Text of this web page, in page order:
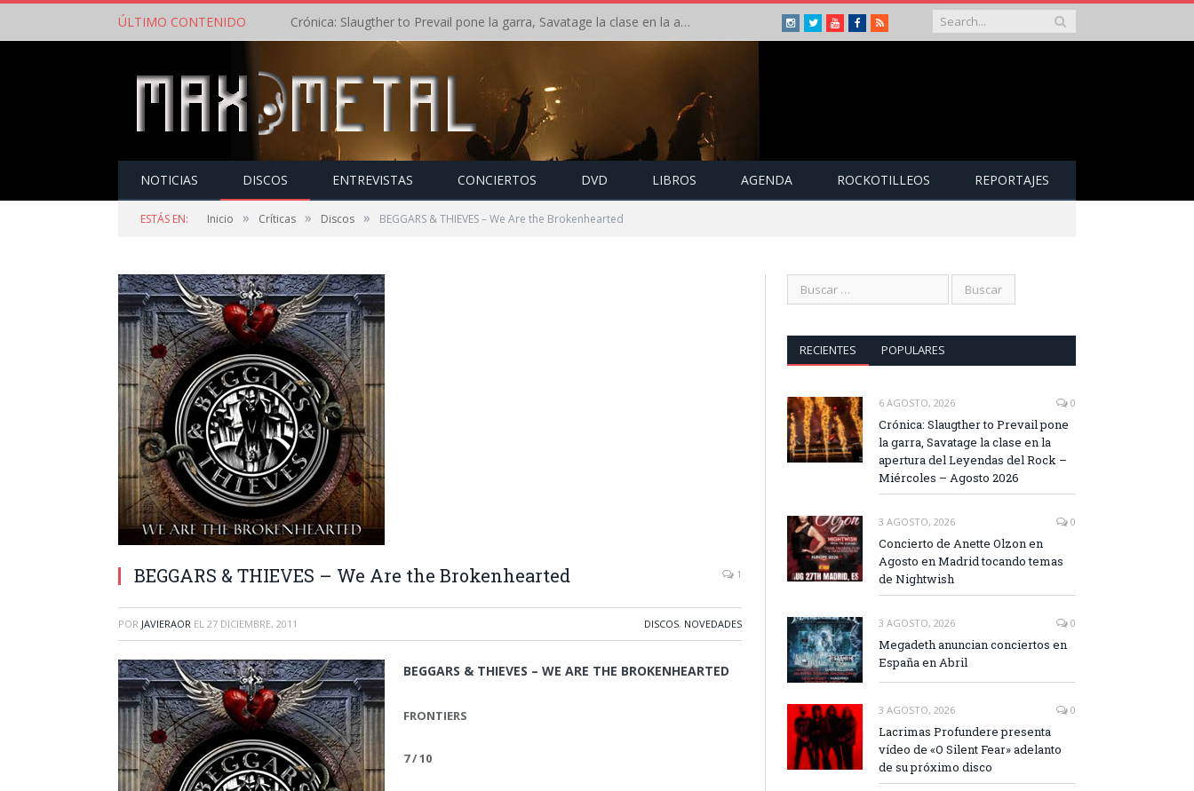
ÚLTIMO CONTENIDO Crónica: Slaugther to Prevail pone la garra, Savatage la clase en la apertura del Leyendas del Rock – Miércoles – Agosto 2026 Instagram
TwitterYoutubeFacebook
RSS
NOTICIAS DISCOS ENTREVISTAS CONCIERTOS DVD LIBROS AGENDA ROCKOTILLEOS REPORTAJES
ESTÁS EN: Inicio » Críticas » Discos » BEGGARS & THIEVES – We Are the Brokenhearted
BEGGARS & THIEVES – We Are the Brokenhearted 1
POR JAVIERAOR EL 27 DICIEMBRE, 2011 DISCOS, NOVEDADES
BEGGARS & THIEVES – WE ARE THE BROKENHEARTED
FRONTIERS
7 / 10
RECIENTES POPULARES
6 AGOSTO, 2026 0
Crónica: Slaugther to Prevail pone
la garra, Savatage la clase en la
apertura del Leyendas del Rock –
Miércoles – Agosto 2026
3 AGOSTO, 2026 0
Concierto de Anette Olzon en
Agosto en Madrid tocando temas
de Nightwish
3 AGOSTO, 2026 0
Megadeth anuncian conciertos en
España en Abril
3 AGOSTO, 2026 0
Lacrimas Profundere presenta
vídeo de «O Silent Fear» adelanto
de su próximo disco